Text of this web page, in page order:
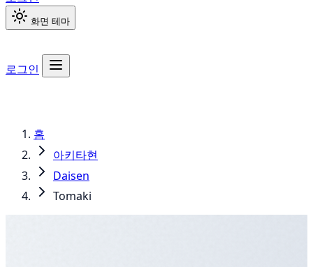
화면 테마
로그인
홈
아키타현
Daisen
Tomaki